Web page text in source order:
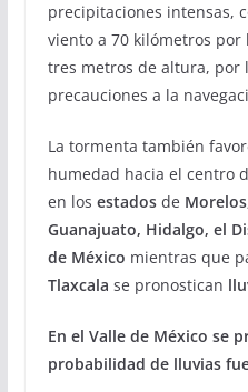
precipitaciones intensas,
viento a 70 kilómetros
tres metros de altura, por
precauciones a la
La tormenta también
humedad hacia el centro
en los estadosde
Guanajuato, Hidalgo, el
de México mientras que
Tlaxcala se pronostican
En el Valle de México se
probabilidad de lluvias